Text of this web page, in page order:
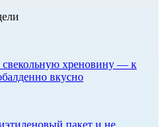
свекольную хреновину — к
вкусно